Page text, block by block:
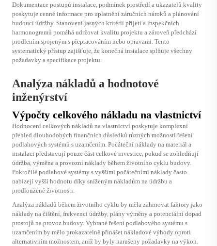
Dokumentace postupů instalace, podmínek prostředí a ukazatelů kvality
poskytuje cenné informace pro uplatnění záručních nároků a plánování
budoucí údržby. Stanovení jasných kritérií přijetí a inspekčních
harmonogramů pomáhá udržovat kvalitu projektu a zároveň předchází
prodlením spojeným s přepracováním nebo opravami. Tento
systematický přístup zajišťuje, že konečná instalace splňuje všechny
požadavky a specifikace projektu.
Analýza nákladů a hodnotové
inženýrství
Výpočty celkového nákladu na vlastnictví
Hodnocení celkových nákladů na vlastnictví poskytuje komplexní
přehled dlouhodobých finančních důsledků různých možností řešení
podlahových systémů s uzamčením. Počáteční náklady na materiál a
instalaci představují pouze část celkové investice, pokud se zohledňují
údržba, výměna a provozní náklady během životního cyklu budovy.
Pokročilé podlahové systémy s vyššími počátečními náklady často
nabízejí vyšší hodnotu díky sníženým nákladům na údržbu a
prodloužené životnosti.
Analýza nákladů během životního cyklu by měla zahrnovat faktory jako
náklady na čištění, frekvenci údržby, plány výměny a potenciální dopad
prostojů na provoz budovy. Vybrané řešení podlahového systému s
uzamčením by mělo prokazatelně přinášet nákladové výhody oproti
alternativním možnostem, aniž by byly narušeny požadavky na výkon.